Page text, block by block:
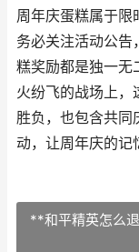
周年庆蛋糕属于限
务必关注活动公告
糕奖励都是独一无
火纷飞的战场上，
胜负，也包含共同
动，让周年庆的记
**和平精英怎么